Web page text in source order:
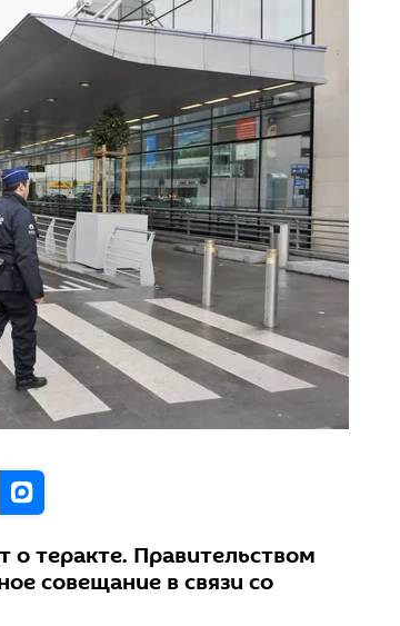
о теракте. Правительством
совещание в связи со